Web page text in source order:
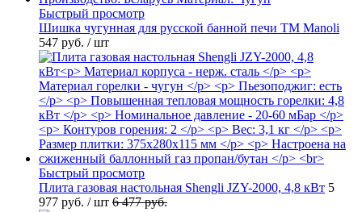
Быстрый просмотр
Шишка чугунная для русской банной печи ТМ Manoli
547 руб. / шт
Быстрый просмотр
Плита газовая настольная Shengli JZY-2000, 4,8 кВт 5
977 руб. / шт 6 477 руб.